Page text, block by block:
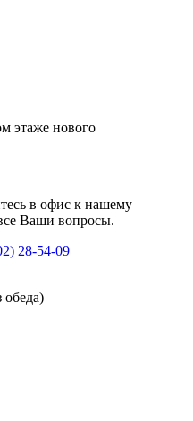
этаже нового
в офис к нашему
Ваши вопросы.
28-54-09
обеда)